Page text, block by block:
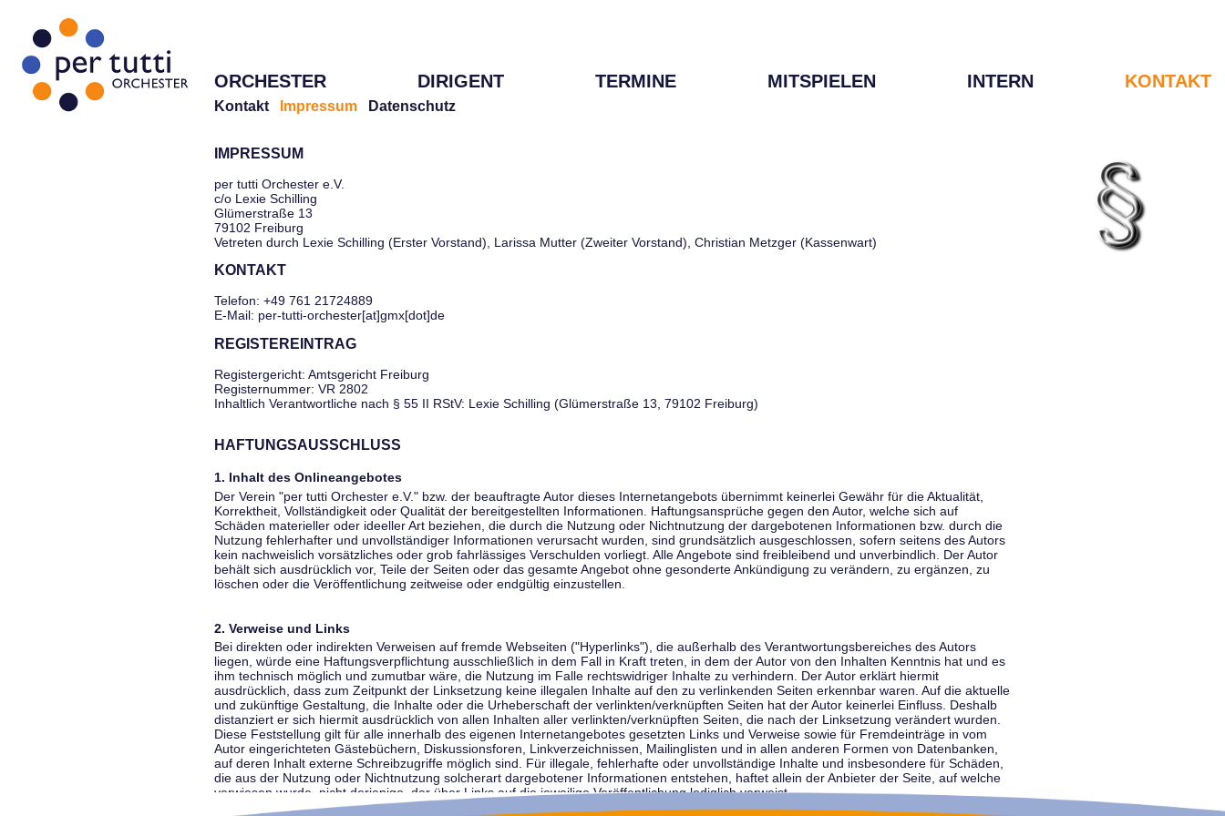
ORCHESTER DIRIGENT TERMINE MITSPIELEN INTERN KONTAKT
Kontakt Impressum Datenschutz
IMPRESSUM
per tutti Orchester e.V.
c/o Lexie Schilling
Glümerstraße 13
79102 Freiburg
Vetreten durch Lexie Schilling (Erster Vorstand), Larissa Mutter (Zweiter Vorstand), Christian Metzger (Kassenwart)
KONTAKT
Telefon: +49 761 21724889
E-Mail: per-tutti-orchester[at]gmx[dot]de
REGISTEREINTRAG
Registergericht: Amtsgericht Freiburg
Registernummer: VR 2802
Inhaltlich Verantwortliche nach § 55 II RStV: Lexie Schilling (Glümerstraße 13, 79102 Freiburg)
HAFTUNGSAUSSCHLUSS
1. Inhalt des Onlineangebotes
Der Verein "per tutti Orchester e.V." bzw. der beauftragte Autor dieses Internetangebots übernimmt keinerlei Gewähr für die Aktualität,
Korrektheit, Vollständigkeit oder Qualität der bereitgestellten Informationen. Haftungsansprüche gegen den Autor, welche sich auf
Schäden materieller oder ideeller Art beziehen, die durch die Nutzung oder Nichtnutzung der dargebotenen Informationen bzw. durch die
Nutzung fehlerhafter und unvollständiger Informationen verursacht wurden, sind grundsätzlich ausgeschlossen, sofern seitens des Autors
kein nachweislich vorsätzliches oder grob fahrlässiges Verschulden vorliegt. Alle Angebote sind freibleibend und unverbindlich. Der Autor
behält sich ausdrücklich vor, Teile der Seiten oder das gesamte Angebot ohne gesonderte Ankündigung zu verändern, zu ergänzen, zu
löschen oder die Veröffentlichung zeitweise oder endgültig einzustellen.
2. Verweise und Links
Bei direkten oder indirekten Verweisen auf fremde Webseiten ("Hyperlinks"), die außerhalb des Verantwortungsbereiches des Autors
liegen, würde eine Haftungsverpflichtung ausschließlich in dem Fall in Kraft treten, in dem der Autor von den Inhalten Kenntnis hat und es
ihm technisch möglich und zumutbar wäre, die Nutzung im Falle rechtswidriger Inhalte zu verhindern. Der Autor erklärt hiermit
ausdrücklich, dass zum Zeitpunkt der Linksetzung keine illegalen Inhalte auf den zu verlinkenden Seiten erkennbar waren. Auf die aktuelle
und zukünftige Gestaltung, die Inhalte oder die Urheberschaft der verlinkten/verknüpften Seiten hat der Autor keinerlei Einfluss. Deshalb
distanziert er sich hiermit ausdrücklich von allen Inhalten aller verlinkten/verknüpften Seiten, die nach der Linksetzung verändert wurden.
Diese Feststellung gilt für alle innerhalb des eigenen Internetangebotes gesetzten Links und Verweise sowie für Fremdeinträge in vom
Autor eingerichteten Gästebüchern, Diskussionsforen, Linkverzeichnissen, Mailinglisten und in allen anderen Formen von Datenbanken,
auf deren Inhalt externe Schreibzugriffe möglich sind. Für illegale, fehlerhafte oder unvollständige Inhalte und insbesondere für Schäden,
die aus der Nutzung oder Nichtnutzung solcherart dargebotener Informationen entstehen, haftet allein der Anbieter der Seite, auf welche
verwiesen wurde, nicht derjenige, der über Links auf die jeweilige Veröffentlichung lediglich verweist.